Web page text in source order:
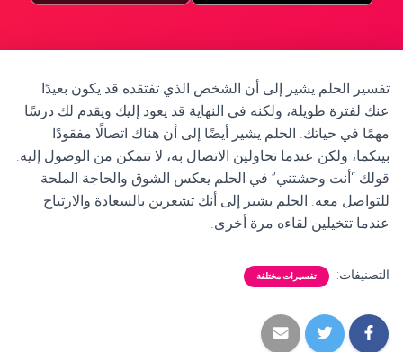
تفسير الحلم يشير إلى أن الشخص الذي تفتقده قد يكون بعيدًا
عنك لفترة طويلة، ولكنه في النهاية قد يعود إليك ويقدم لك درسًا
مهمًا في حياتك. الحلم يشير أيضًا إلى أن هناك اتصالًا مفقودًا
بينكما، ولكن عندما تحاولين الاتصال به، لا تتمكن من الوصول إليه.
قولك “أنت وحشتني” في الحلم يعكس الشوق والحاجة الملحة
للتواصل معه. الحلم يشير إلى أنك تشعرين بالسعادة والارتياح
عندما تتخيلين لقاءه مرة أخرى.
التصنيفات: تفسيرات مختلفة